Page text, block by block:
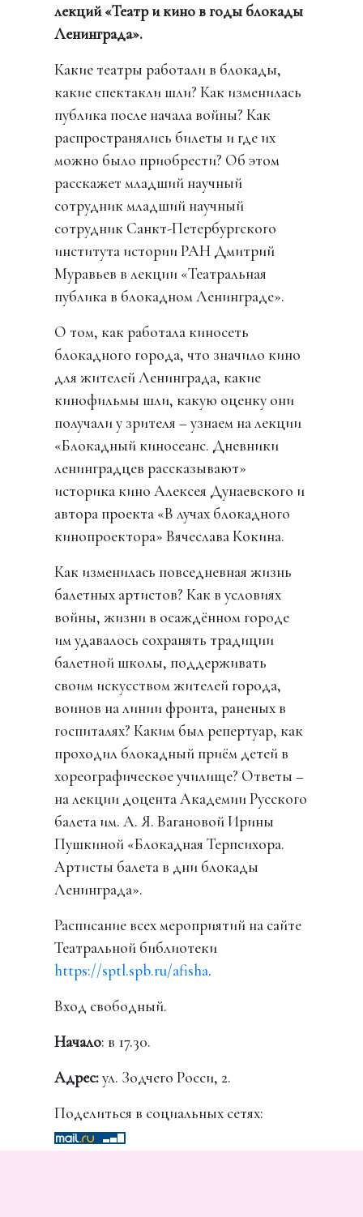
лекций «Театр и кино в годы блокады
Ленинграда».
Какие театры работали в блокады,
какие спектакли шли? Как изменилась
публика после начала войны? Как
распространялись билеты и где их
можно было приобрести? Об этом
расскажет младший научный
сотрудник младший научный
сотрудник Санкт-Петербургского
института истории РАН Дмитрий
Муравьев в лекции «Театральная
публика в блокадном Ленинграде».
О том, как работала киносеть
блокадного города, что значило кино
для жителей Ленинграда, какие
кинофильмы шли, какую оценку они
получали у зрителя – узнаем на лекции
«Блокадный киносеанс. Дневники
ленинградцев рассказывают»
историка кино Алексея Дунаевского и
автора проекта «В лучах блокадного
кинопроектора» Вячеслава Кокина.
Как изменилась повседневная жизнь
балетных артистов? Как в условиях
войны, жизни в осаждённом городе
им удавалось сохранять традиции
балетной школы, поддерживать
своим искусством жителей города,
воинов на линии фронта, раненых в
госпиталях? Каким был репертуар, как
проходил блокадный приём детей в
хореографическое училище? Ответы –
на лекции доцента Академии Русского
балета им. А. Я. Вагановой Ирины
Пушкиной «Блокадная Терпсихора.
Артисты балета в дни блокады
Ленинграда».
Расписание всех мероприятий на сайте
Театральной библиотеки
https://sptl.spb.ru/afisha.
Вход свободный.
Начало: в 17.30.
Адрес:ул. Зодчего Росси, 2.
Поделиться в социальных сетях: